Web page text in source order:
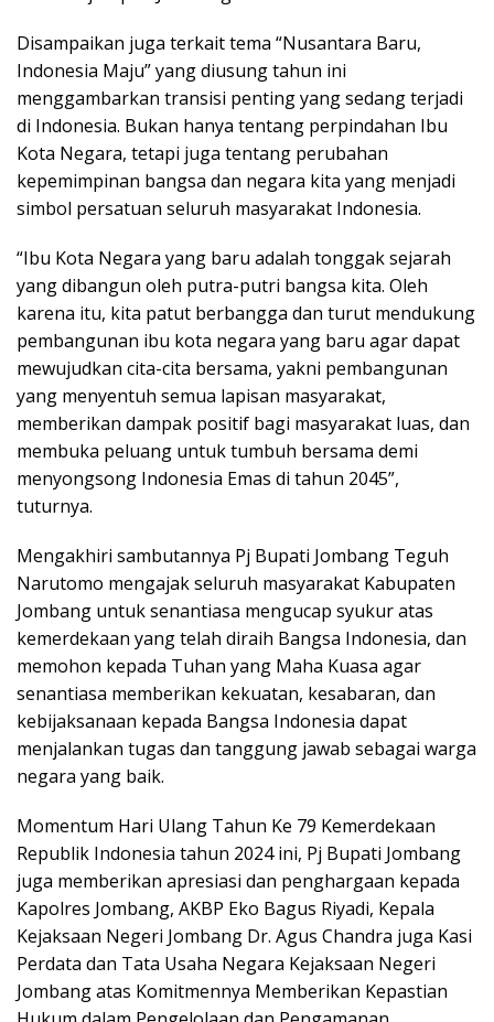
Disampaikan juga terkait tema “Nusantara Baru,
Indonesia Maju” yang diusung tahun ini
menggambarkan transisi penting yang sedang terjadi
di Indonesia. Bukan hanya tentang perpindahan Ibu
Kota Negara, tetapi juga tentang perubahan
kepemimpinan bangsa dan negara kita yang menjadi
simbol persatuan seluruh masyarakat Indonesia.
“Ibu Kota Negara yang baru adalah tonggak sejarah
yang dibangun oleh putra-putri bangsa kita. Oleh
karena itu, kita patut berbangga dan turut mendukung
pembangunan ibu kota negara yang baru agar dapat
mewujudkan cita-cita bersama, yakni pembangunan
yang menyentuh semua lapisan masyarakat,
memberikan dampak positif bagi masyarakat luas, dan
membuka peluang untuk tumbuh bersama demi
menyongsong Indonesia Emas di tahun 2045”,
tuturnya.
Mengakhiri sambutannya Pj Bupati Jombang Teguh
Narutomo mengajak seluruh masyarakat Kabupaten
Jombang untuk senantiasa mengucap syukur atas
kemerdekaan yang telah diraih Bangsa Indonesia, dan
memohon kepada Tuhan yang Maha Kuasa agar
senantiasa memberikan kekuatan, kesabaran, dan
kebijaksanaan kepada Bangsa Indonesia dapat
menjalankan tugas dan tanggung jawab sebagai warga
negara yang baik.
Momentum Hari Ulang Tahun Ke 79 Kemerdekaan
Republik Indonesia tahun 2024 ini, Pj Bupati Jombang
juga memberikan apresiasi dan penghargaan kepada
Kapolres Jombang, AKBP Eko Bagus Riyadi, Kepala
Kejaksaan Negeri Jombang Dr. Agus Chandra juga Kasi
Perdata dan Tata Usaha Negara Kejaksaan Negeri
Jombang atas Komitmennya Memberikan Kepastian